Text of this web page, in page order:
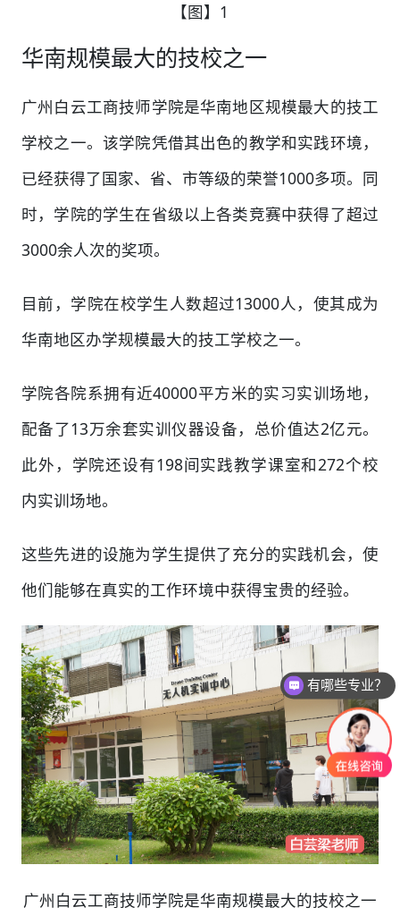
【图】1
华南规模最大的技校之一
广州白云工商技师学院是华南地区规模最大的技工
学校之一。该学院凭借其出色的教学和实践环境，
已经获得了国家、省、市等级的荣誉1000多项。同
时，学院的学生在省级以上各类竞赛中获得了超过
3000余人次的奖项。
目前，学院在校学生人数超过13000人，使其成为
华南地区办学规模最大的技工学校之一。
学院各院系拥有近40000平方米的实习实训场地，
配备了13万余套实训仪器设备，总价值达2亿元。
此外，学院还设有198间实践教学课室和272个校
内实训场地。
这些先进的设施为学生提供了充分的实践机会，使
他们能够在真实的工作环境中获得宝贵的经验。
广州白云工商技师学院是华南规模最大的技校之一
有哪些专业？